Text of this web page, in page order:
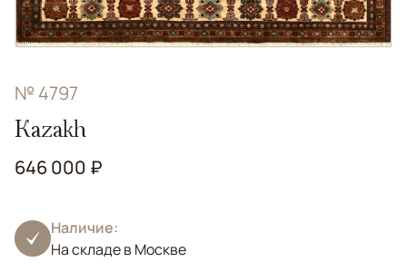
№ 4797
Kazakh
646 000 ₽
Наличие:
На складе в Москве